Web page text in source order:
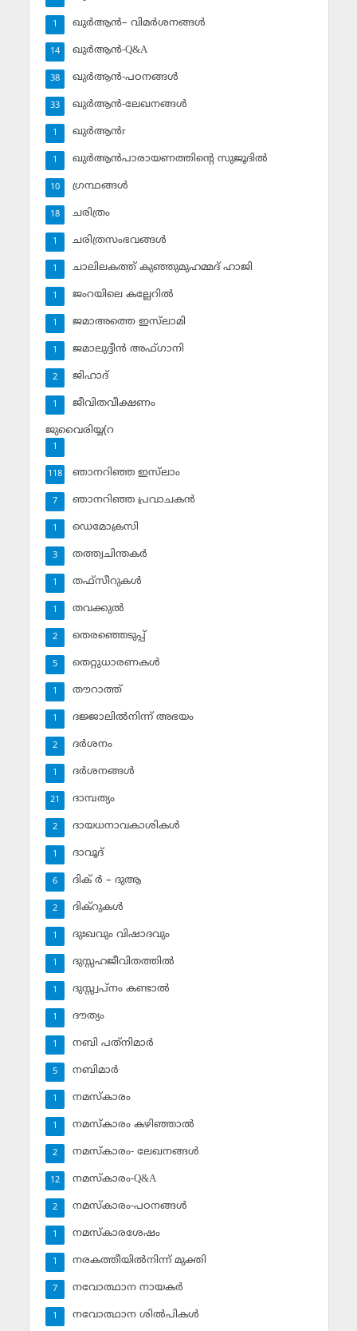
ഖുര്‍ആന്‍– വിമര്‍ശനങ്ങള്‍
1
ഖുര്‍ആന്‍-Q&A
14
ഖുര്‍ആന്‍-പഠനങ്ങള്‍
38
ഖുര്‍ആന്‍-ലേഖനങ്ങള്‍
33
ഖുര്‍ആന്‍r
1
ഖുര്‍ആന്‍പാരായണത്തിന്റെ സുജൂദില്‍
1
ഗ്രന്ഥങ്ങള്‍
10
ചരിത്രം
18
ചരിത്രസംഭവങ്ങള്‍
1
ചാലിലകത്ത് കുഞ്ഞുമുഹമ്മദ് ഹാജി
1
ജംറയിലെ കല്ലേറില്‍
1
ജമാഅത്തെ ഇസ്‌ലാമി
1
ജമാലുദ്ദീന്‍ അഫ്ഗാനി
1
ജിഹാദ്‌
2
ജീവിതവീക്ഷണം
1
ജുവൈരിയ്യ(റ
1
ഞാനറിഞ്ഞ ഇസ്‌ലാം
118
ഞാനറിഞ്ഞ പ്രവാചകന്‍
7
ഡെമോക്രസി
1
തത്ത്വചിന്തകര്‍
3
തഫ്‌സീറുകള്‍
1
തവക്കുല്‍
1
തെരഞ്ഞെടുപ്പ്
2
തെറ്റുധാരണകള്‍
5
തൗറാത്ത്
1
ദജ്ജാലില്‍നിന്ന് അഭയം
1
ദര്‍ശനം
2
ദര്‍ശനങ്ങള്‍
1
ദാമ്പത്യം
21
ദായധനാവകാശികള്‍
2
ദാവൂദ്‌
1
ദിക് ര്‍ – ദുആ
6
ദിക്‌റുകള്‍
2
ദുഃഖവും വിഷാദവും
1
ദുസ്സഹജീവിതത്തില്‍
1
ദുസ്സ്വപ്‌നം കണ്ടാല്‍
1
ദൗത്യം
1
നബി പത്‌നിമാര്‍
1
നബിമാര്‍
5
നമസ്‌കാരം
1
നമസ്‌കാരം കഴിഞ്ഞാല്‍
1
നമസ്‌കാരം- ലേഖനങ്ങള്‍
2
നമസ്‌കാരം-Q&A
12
നമസ്‌കാരം-പഠനങ്ങള്‍
2
നമസ്‌കാരശേഷം
1
നരകത്തീയില്‍നിന്ന് മുക്തി
1
നവോത്ഥാന നായകര്‍
7
നവോത്ഥാന ശില്‍പികള്‍
1